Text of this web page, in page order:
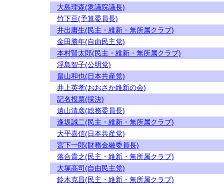
大島理森(衆議院議長)
竹下亘(予算委員長)
井出庸生(民主・維新・無所属クラブ)
金田勝年(自由民主党)
本村賢太郎(民主・維新・無所属クラブ)
浮島智子(公明党)
畠山和也(日本共産党)
井上英孝(おおさか維新の会)
記名投票(採決)
遠山清彦(総務委員長)
逢坂誠二(民主・維新・無所属クラブ)
大平喜信(日本共産党)
宮下一郎(財務金融委員長)
落合貴之(民主・維新・無所属クラブ)
大塚高司(自由民主党)
鈴木克昌(民主・維新・無所属クラブ)